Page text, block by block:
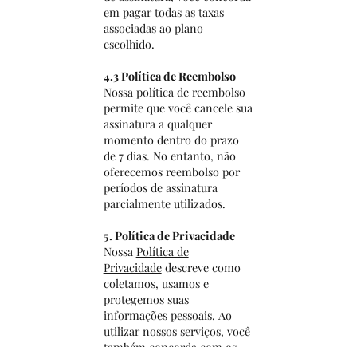
em pagar todas as taxas
associadas ao plano
escolhido.
4.3 Política de Reembolso
Nossa política de reembolso
permite que você cancele sua
assinatura a qualquer
momento dentro do prazo
de 7 dias. No entanto, não
oferecemos reembolso por
períodos de assinatura
parcialmente utilizados.
5. Política de Privacidade
Nossa Política de
Privacidadedescreve como
coletamos, usamos e
protegemos suas
informações pessoais. Ao
utilizar nossos serviços, você